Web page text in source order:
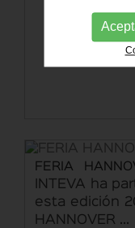
FERIA
INTEVA ha
esta edición
HANNOVER ...